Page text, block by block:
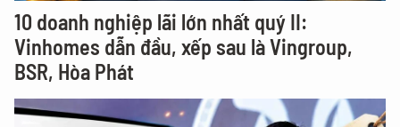
10 doanh nghiệp lãi lớn nhất quý II:
Vinhomes dẫn đầu, xếp sau là Vingroup,
BSR, Hòa Phát